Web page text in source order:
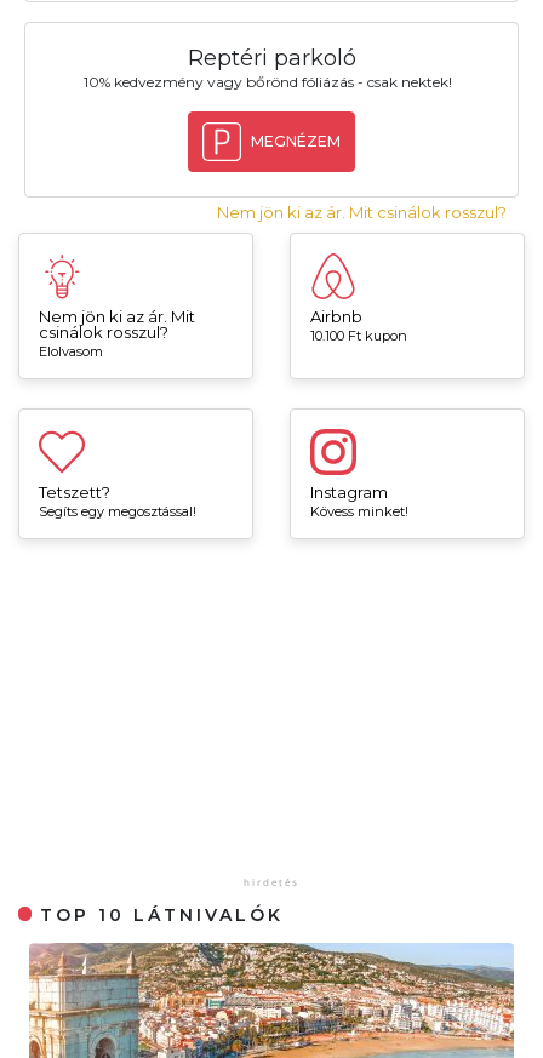
Reptéri parkoló
10% kedvezmény vagy bőrönd fóliázás - csak nektek!
MEGNÉZEM
Nem jön ki az ár. Mit csinálok rosszul?
Nem jön ki az ár. Mit
csinálok rosszul?
Elolvasom
Airbnb
10.100 Ft kupon
Tetszett?
Segíts egy megosztással!
Instagram
Kövess minket!
TOP 10 LÁTNIVALÓK